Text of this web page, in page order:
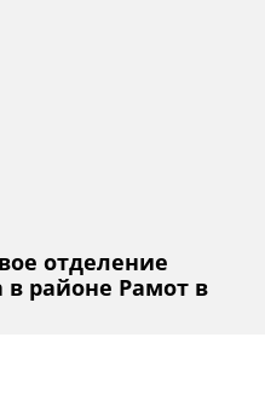
отделение
районе Рамот в